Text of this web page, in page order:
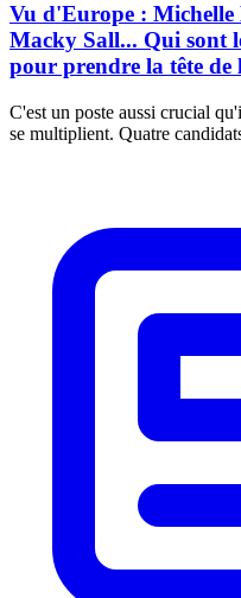
Vu d'Europe : Michelle
Macky Sall... Qui sont
pour prendre la tête de
C'est un poste aussi crucial
se multiplient. Quatre